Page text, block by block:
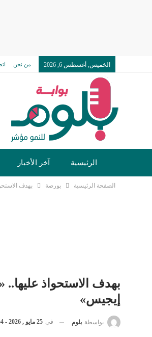
الخميس, أغسطس 6, 2026 من نحن
الرئيسية آخر الأخبار
تكنولوجيا وسيارات دولي
الصفحة الرئيسية بورصة بهدف
بهدف الاستحواذ عليها..
إيجيس»
بواسطة بلوم في 25 مايو , 2026 - 1:54 م